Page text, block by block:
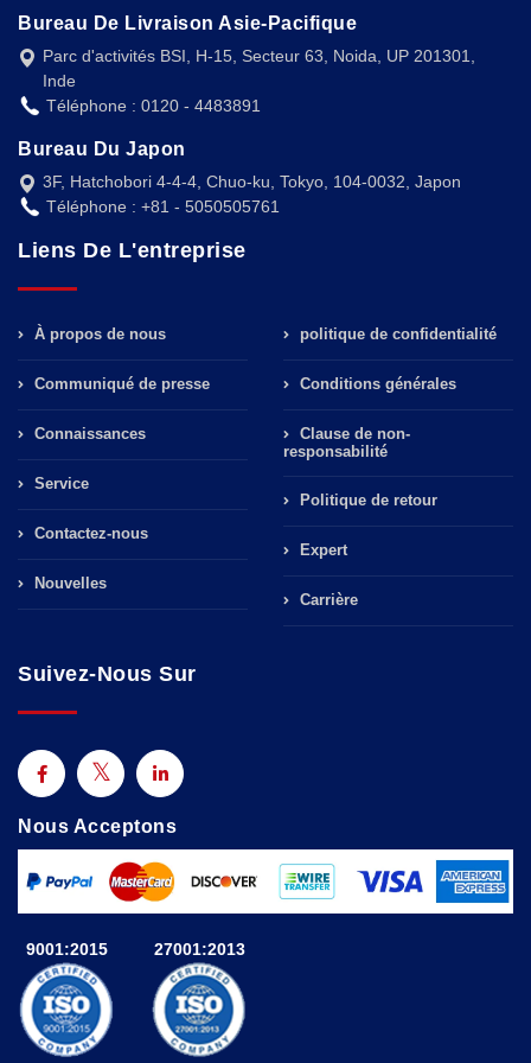
Bureau De Livraison Asie-Pacifique
Parc d'activités BSI, H-15, Secteur 63, Noida, UP 201301,
Inde
Téléphone : 0120 - 4483891
Bureau Du Japon
3F, Hatchobori 4-4-4, Chuo-ku, Tokyo, 104-0032, Japon
Téléphone : +81 - 5050505761
Liens De L'entreprise
À propos de nous
Communiqué de presse
Connaissances
Service
Contactez-nous
Nouvelles
politique de confidentialité
Conditions générales
Clause de non-
responsabilité
Politique de retour
Expert
Carrière
Suivez-Nous Sur
Nous Acceptons
9001:2015 27001:2013